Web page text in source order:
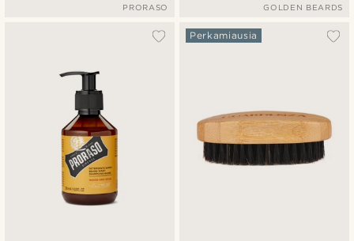
PRORASO GOLDEN BEARDS
Perkamiausia